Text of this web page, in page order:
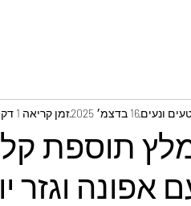
תוספת
אפונה וגזר
ונעים16 בדצמ׳ 2025 זמן קריאה 1 דקות